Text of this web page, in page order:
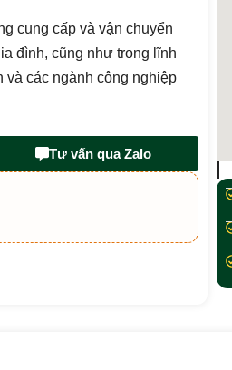
cung cấp và vận chuyển
đình, cũng như trong lĩnh
các ngành công nghiệp
Tư vấn qua Zalo